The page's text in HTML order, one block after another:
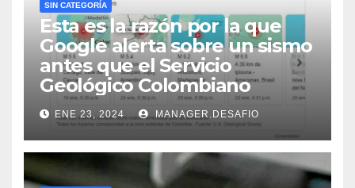
SIN CATEGORÍA
Esta es la razón por la que
Google alerta sobre un sismo
antes que el Servicio
Geológico Colombiano
ENE 23, 2024 MANAGER.DESAFIO